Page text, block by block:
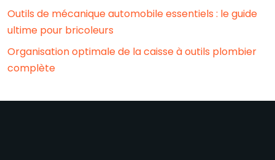
Outils de mécanique automobile essentiels : le guide
ultime pour bricoleurs
Organisation optimale de la caisse à outils plombier
complète